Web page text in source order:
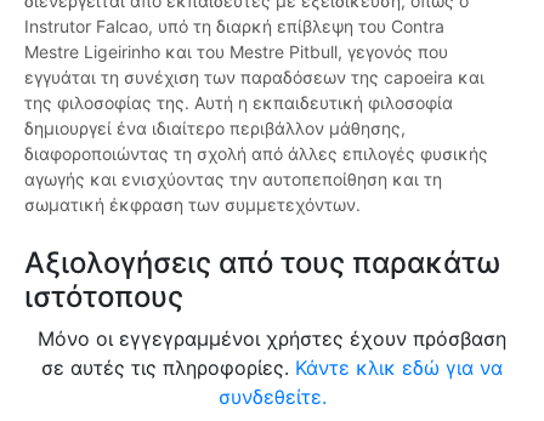
Instrutor Falcao, υπό τη διαρκή επίβλεψη του Contra
Mestre Ligeirinho και του Mestre Pitbull, γεγονός που
εγγυάται τη συνέχιση των παραδόσεων της capoeira και
της φιλοσοφίας της. Αυτή η εκπαιδευτική φιλοσοφία
δημιουργεί ένα ιδιαίτερο περιβάλλον μάθησης,
διαφοροποιώντας τη σχολή από άλλες επιλογές φυσικής
αγωγής και ενισχύοντας την αυτοπεποίθηση και τη
σωματική έκφραση των συμμετεχόντων.
Αξιολογήσεις από τους παρακάτω
ιστότοπους
Μόνο οι εγγεγραμμένοι χρήστες έχουν πρόσβαση
σε αυτές τις πληροφορίες. Κάντε κλικ εδώ για να
συνδεθείτε.